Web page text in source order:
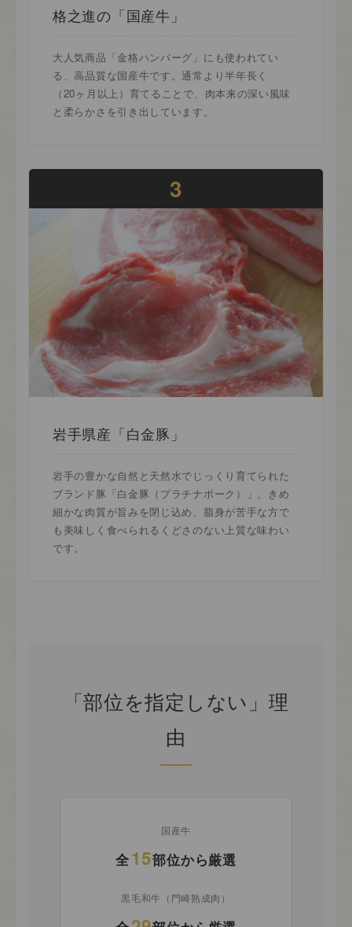
格之進の「国産牛」
大人気商品「金格ハンバーグ」にも使われてい
る、高品質な国産牛です。通常より半年長く
（20ヶ月以上）育てることで、肉本来の深い風味
と柔らかさを引き出しています。
3
岩手県産「白金豚」
岩手の豊かな自然と天然水でじっくり育てられた
ブランド豚「白金豚（プラチナポーク）」。きめ
細かな肉質が旨みを閉じ込め、脂身が苦手な方で
も美味しく食べられるくどさのない上質な味わい
です。
「部位を指定しない」理
由
国産牛
全15部位から厳選
黒毛和牛（門崎熟成肉）